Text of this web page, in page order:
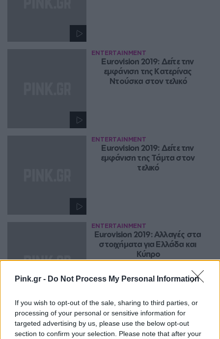
Pink.gr - Do Not Process My Personal Information
If you wish to opt-out of the sale, sharing to third parties, or
processing of your personal or sensitive information for
targeted advertising by us, please use the below opt-out
section to confirm your selection. Please note that after your
ENTERTAINMENT
Eurovision 2019: Δείτε την
εμφάνιση της Κατερίνας
Ντούσκα στον τελικό
ENTERTAINMENT
Eurovision 2019: Δείτε την
εμφάνιση της Τάμτα στον
τελικό
ENTERTAINMENT
Eurovision 2019: Αλλαγές στα
στοιχήματα για Ελλάδα και
Κύπρο
ENTERTAINMENT
Ο Γιώργος Καπουτζίδης
απαντά γιατί δεν είπε